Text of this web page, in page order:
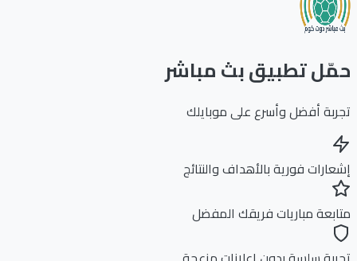
تطبيق بث مباشر
أفضل وأسرع على موبايلك
فورية بالأهداف والنتائج
مباريات فريقك المفضل